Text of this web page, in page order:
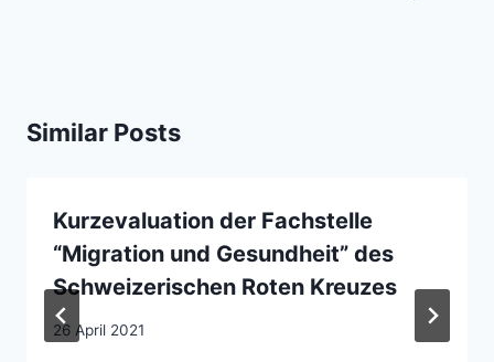
Similar Posts
Kurzevaluation der Fachstelle
“Migration und Gesundheit” des
Schweizerischen Roten Kreuzes
26 April 2021